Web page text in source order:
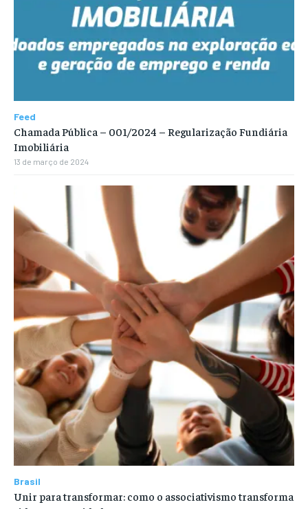
Feed
Chamada Pública – 001/2024 – Regularização Fundiária
Imobiliária
13 de março de 2024
Brasil
Unir para transformar: como o associativismo transforma